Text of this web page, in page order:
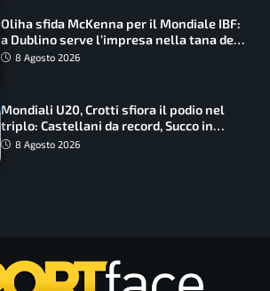
Oliha sfida McKenna per il Mondiale IBF:
a Dublino serve l’impresa nella tana del
lupo8 Agosto 2026
Mondiali U20, Crotti sfiora il podio nel
triplo: Castellani da record, Succo in
finale
8 Agosto 2026